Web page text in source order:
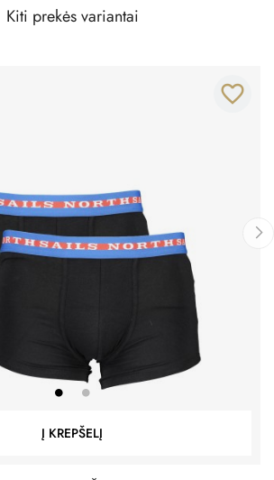
Kiti prekės variantai
Į KREPŠELĮ
favorite_border